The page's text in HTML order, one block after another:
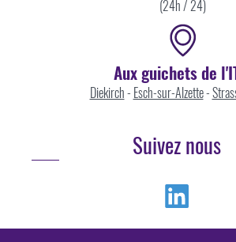
(24h / 24)
Aux guichets de
Diekirch- Esch-sur-Alzette-
Suivez nous